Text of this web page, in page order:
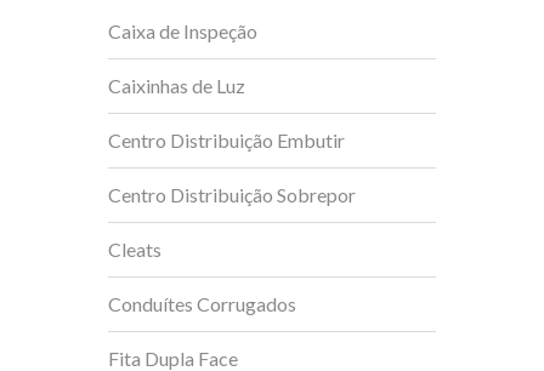
Caixa de Inspeção
Caixinhas de Luz
Centro Distribuição Embutir
Centro Distribuição Sobrepor
Cleats
Conduítes Corrugados
Fita Dupla Face